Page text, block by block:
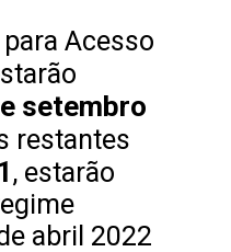
Acesso
setembro
restantes
, estarão
abril 2022